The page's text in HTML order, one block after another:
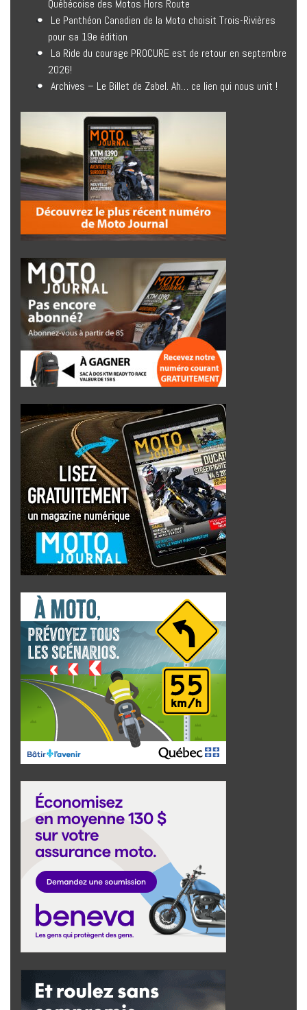
Québécoise des Motos Hors Route
Le Panthéon Canadien de la Moto choisit Trois-Rivières
pour sa 19e édition
La Ride du courage PROCURE est de retour en septembre
2026!
Archives – Le Billet de Zabel. Ah… ce lien qui nous unit !